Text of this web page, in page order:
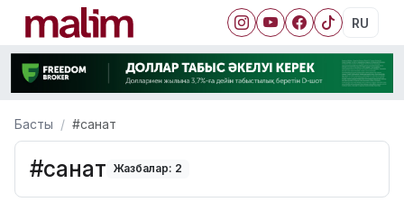
RU
Басты #санат
#санат Жазбалар: 2